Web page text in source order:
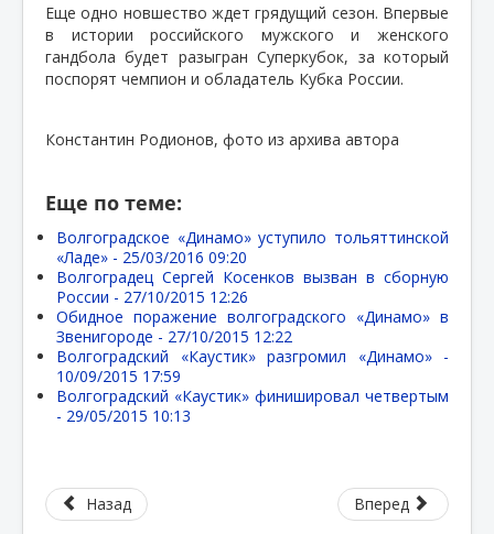
Еще одно новшество ждет грядущий сезон. Впервые
в истории российского мужского и женского
гандбола будет разыгран Суперкубок, за который
поспорят чемпион и обладатель Кубка России.
Константин Родионов, фото из архива автора
Еще по теме:
Волгоградское «Динамо» уступило тольяттинской
«Ладе» - 25/03/2016 09:20
Волгоградец Сергей Косенков вызван в сборную
России - 27/10/2015 12:26
Обидное поражение волгоградского «Динамо» в
Звенигороде - 27/10/2015 12:22
Волгоградский «Каустик» разгромил «Динамо» -
10/09/2015 17:59
Волгоградский «Каустик» финишировал четвертым
- 29/05/2015 10:13
Назад Вперед